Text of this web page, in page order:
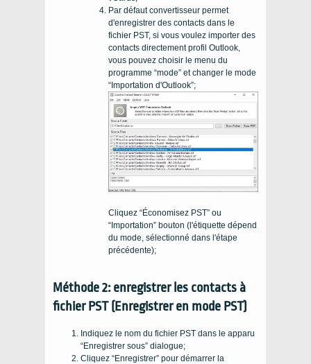
Par défaut convertisseur permet
d'enregistrer des contacts dans le
fichier PST, si vous voulez importer des
contacts directement profil Outlook,
vous pouvez choisir le menu du
programme “mode” et changer le mode
“Importation d'Outlook”;
Cliquez “Économisez PST” ou
“Importation” bouton (l'étiquette dépend
du mode, sélectionné dans l'étape
précédente);
Méthode 2: enregistrer les contacts à
fichier PST (Enregistrer en mode PST)
Indiquez le nom du fichier PST dans le apparu
“Enregistrer sous” dialogue;
Cliquez “Enregistrer” pour démarrer la